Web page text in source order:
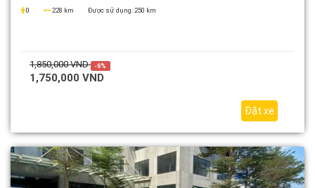
0 228 km Được sử dụng:250 km
1,850,000 VND -6%
1,750,000 VND
Đặt xe